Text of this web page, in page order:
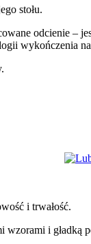
stołu.
odcienie –
wykończenia
i trwałość.
i gładką